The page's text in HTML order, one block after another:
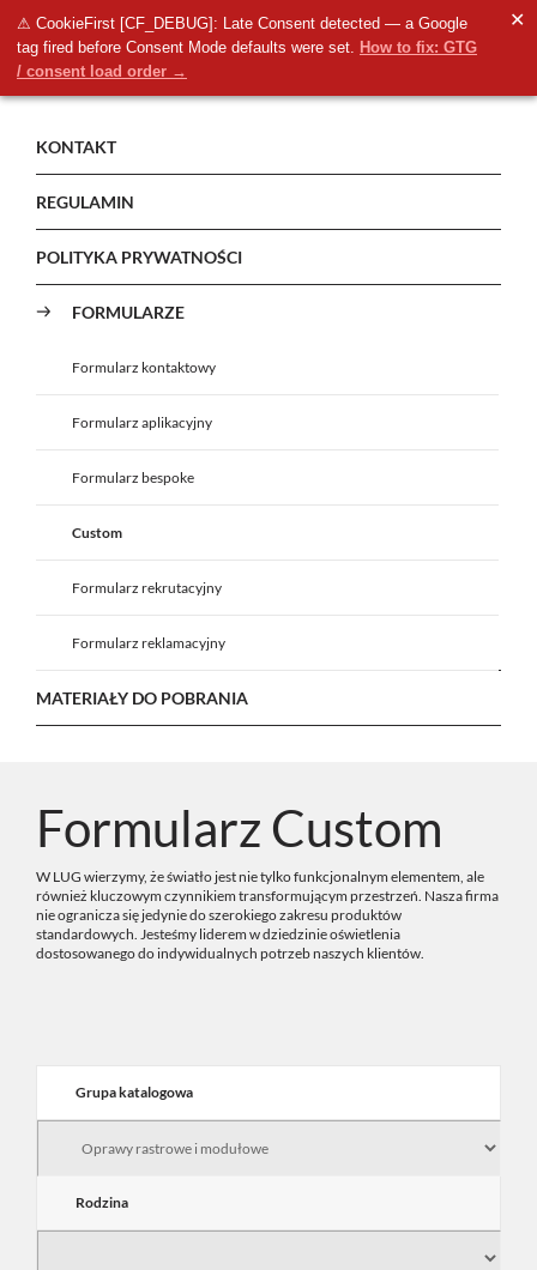
⚠ CookieFirst [CF_DEBUG]: Late Consent detected — a Google
tag fired before Consent Mode defaults were set. How to fix: GTG
/ consent load order →
✕
KONTAKT
REGULAMIN
POLITYKA PRYWATNOŚCI
FORMULARZE
Formularz kontaktowy
Formularz aplikacyjny
Formularz bespoke
Custom
Formularz rekrutacyjny
Formularz reklamacyjny
MATERIAŁY DO POBRANIA
Formularz Custom
W LUG wierzymy, że światło jest nie tylko funkcjonalnym elementem, ale
również kluczowym czynnikiem transformującym przestrzeń. Nasza firma
nie ogranicza się jedynie do szerokiego zakresu produktów
standardowych. Jesteśmy liderem w dziedzinie oświetlenia
dostosowanego do indywidualnych potrzeb naszych klientów.
Grupa katalogowa
Rodzina